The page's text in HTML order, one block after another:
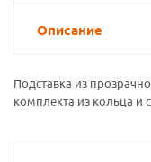
Описание
Подставка из
комплекта из кольца и